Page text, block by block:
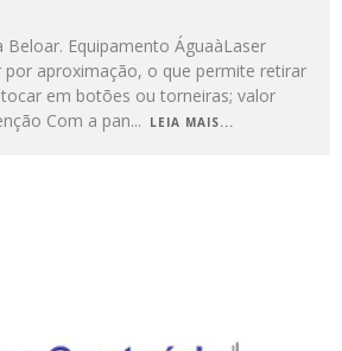
Beloar. Equipamento ÁguaàLaser
por aproximação, o que permite retirar
em botões ou torneiras; valor
Com a pan... LEIA MAIS...